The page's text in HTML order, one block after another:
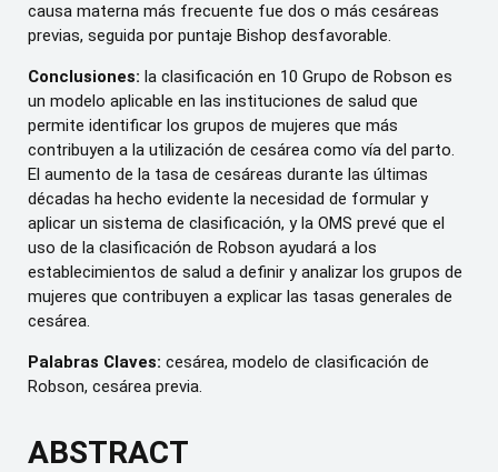
causa materna más frecuente fue dos o más cesáreas
previas, seguida por puntaje Bishop desfavorable.
Conclusiones: la clasificación en 10 Grupo de Robson es
un modelo aplicable en las instituciones de salud que
permite identificar los grupos de mujeres que más
contribuyen a la utilización de cesárea como vía del parto.
El aumento de la tasa de cesáreas durante las últimas
décadas ha hecho evidente la necesidad de formular y
aplicar un sistema de clasificación, y la OMS prevé que el
uso de la clasificación de Robson ayudará a los
establecimientos de salud a definir y analizar los grupos de
mujeres que contribuyen a explicar las tasas generales de
cesárea.
Palabras Claves: cesárea, modelo de clasificación de
Robson, cesárea previa.
ABSTRACT